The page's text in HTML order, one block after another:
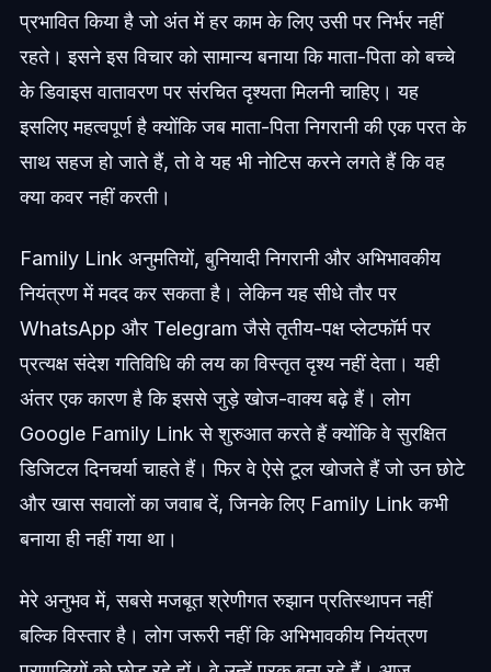
प्रभावित किया है जो अंत में हर काम के लिए उसी पर निर्भर नहीं
रहते। इसने इस विचार को सामान्य बनाया कि माता-पिता को बच्चे
के डिवाइस वातावरण पर संरचित दृश्यता मिलनी चाहिए। यह
इसलिए महत्वपूर्ण है क्योंकि जब माता-पिता निगरानी की एक परत के
साथ सहज हो जाते हैं, तो वे यह भी नोटिस करने लगते हैं कि वह
क्या कवर नहीं करती।
Family Link अनुमतियों, बुनियादी निगरानी और अभिभावकीय
नियंत्रण में मदद कर सकता है। लेकिन यह सीधे तौर पर
WhatsApp और Telegram जैसे तृतीय-पक्ष प्लेटफॉर्म पर
प्रत्यक्ष संदेश गतिविधि की लय का विस्तृत दृश्य नहीं देता। यही
अंतर एक कारण है कि इससे जुड़े खोज-वाक्य बढ़े हैं। लोग
Google Family Link से शुरुआत करते हैं क्योंकि वे सुरक्षित
डिजिटल दिनचर्या चाहते हैं। फिर वे ऐसे टूल खोजते हैं जो उन छोटे
और खास सवालों का जवाब दें, जिनके लिए Family Link कभी
बनाया ही नहीं गया था।
मेरे अनुभव में, सबसे मजबूत श्रेणीगत रुझान प्रतिस्थापन नहीं
बल्कि विस्तार है। लोग जरूरी नहीं कि अभिभावकीय नियंत्रण